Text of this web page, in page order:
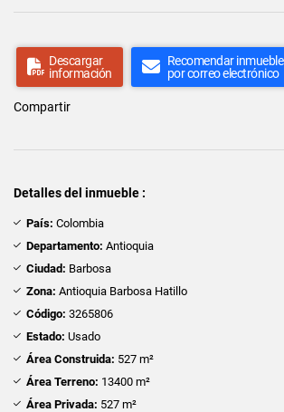
Descargar
información
Recomendar inmueble
por correo electrónico
Compartir
Detalles del inmueble :
País: Colombia
Departamento: Antioquia
Ciudad: Barbosa
Zona: Antioquia Barbosa Hatillo
Código: 3265806
Estado: Usado
Área Construida: 527 m²
Área Terreno: 13400 m²
Área Privada: 527 m²